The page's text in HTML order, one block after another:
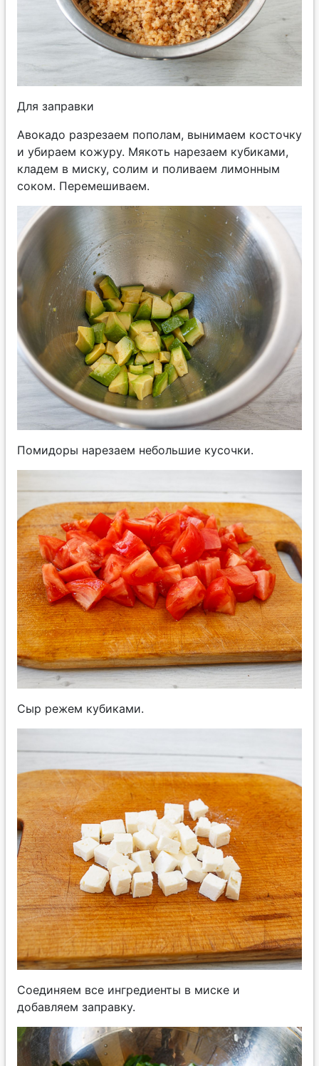
Для заправки
Авокадо разрезаем пополам, вынимаем косточку
и убираем кожуру. Мякоть нарезаем кубиками,
кладем в миску, солим и поливаем лимонным
соком. Перемешиваем.
Помидоры нарезаем небольшие кусочки.
Сыр режем кубиками.
Соединяем все ингредиенты в миске и
добавляем заправку.